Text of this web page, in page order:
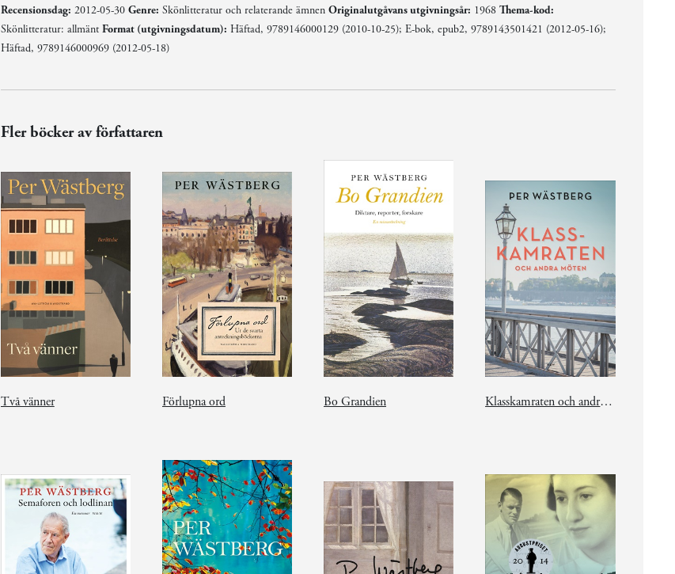
Recensionsdag: 2012-05-30 Genre: Skönlitteratur och relaterande ämnen Originalutgåvans utgivningsår: 1968 Thema-kod:
Skönlitteratur: allmänt Format (utgivningsdatum): Häftad, 9789146000129 (2010-10-25); E-bok, epub2, 9789143501421 (2012-05-16);
Häftad, 9789146000969 (2012-05-18)
Fler böcker av författaren
Två vänner Förlupna ord Bo Grandien Klasskamraten och andra möten